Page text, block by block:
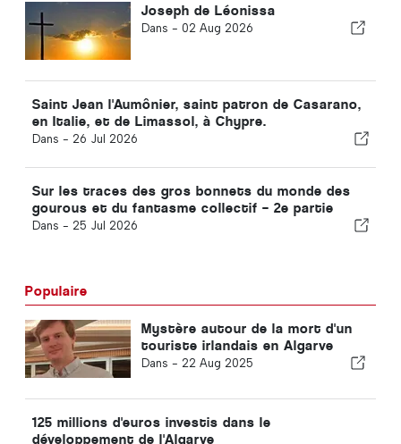
Joseph de Léonissa
Dans - 02 Aug 2026
Saint Jean l'Aumônier, saint patron de Casarano,
en Italie, et de Limassol, à Chypre.
Dans - 26 Jul 2026
Sur les traces des gros bonnets du monde des
gourous et du fantasme collectif – 2e partie
Dans - 25 Jul 2026
Populaire
Mystère autour de la mort d'un
touriste irlandais en Algarve
Dans - 22 Aug 2025
125 millions d'euros investis dans le
développement de l'Algarve